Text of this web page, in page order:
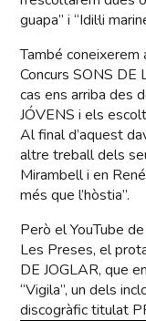
guapa” i “Idil·li
També
Concurs SONS
cas ens arriba des
JÓVENS i els
Al final d’aquest
altre treball dels
Mirambell i en
més que l’hòstia”.
Però el YouTube
Les Preses, el
DE JOGLAR, que
“Vigila”, un dels
discogràfic titulat